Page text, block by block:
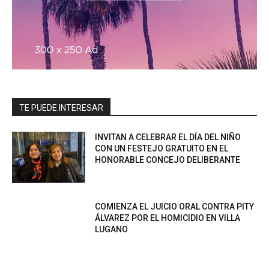
TE PUEDE INTERESAR
INVITAN A CELEBRAR EL DÍA DEL NIÑO
CON UN FESTEJO GRATUITO EN EL
HONORABLE CONCEJO DELIBERANTE
COMIENZA EL JUICIO ORAL CONTRA PITY
ÁLVAREZ POR EL HOMICIDIO EN VILLA
LUGANO